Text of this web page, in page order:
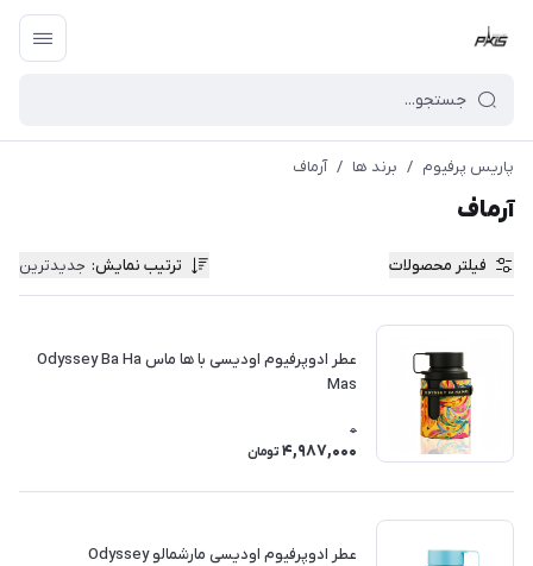
پاریس پرفیوم / برند ها / آرماف
آرماف
فیلتر محصولات ترتیب نمایش: جدیدترین
عطر ادوپرفیوم اودیسی با ها ماس Odyssey Ba Ha
Mas
0
4,987,000 تومان
عطر ادوپرفیوم اودیسی مارشمالو Odyssey